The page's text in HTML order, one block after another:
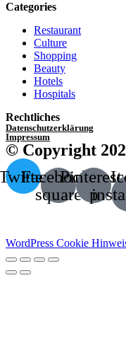
Categories
Restaurant
Culture
Shopping
Beauty
Hotels
Hospitals
Rechtliches
Datenschutzerklärung
Impressum
© Copyright
Facebook-
square p
WordPress Cookie